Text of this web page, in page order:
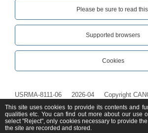
Please be sure to read
Supported browsers
Cookies
USRMA-8111-06 2026-04 Copyright
This site uses cookies to provide its contents and
qualities etc. You can find out more about our use
select "Reject", only cookies necessary to provide
the site are recorded and stored.